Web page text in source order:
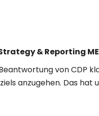
& Reporting
von CDP
anzugehen. Das hat